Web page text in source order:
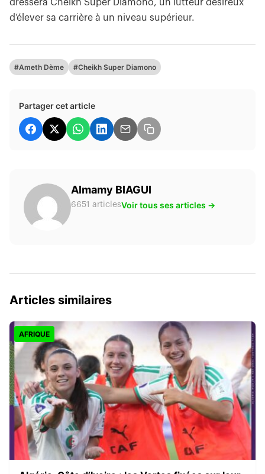
dressera Cheikh Super Diamono, un lutteur désireux
d’élever sa carrière à un niveau supérieur.
#Ameth Dème #Cheikh Super Diamono
Partager cet article
Almamy BIAGUI
6651 articlesVoir tous ses articles →
Articles similaires
AFRIQUE